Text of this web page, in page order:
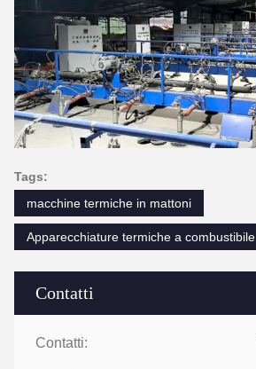
Contatti
Contatti:
Tags:
macchine termiche in mattoni
Apparecchiature termiche a combustibile